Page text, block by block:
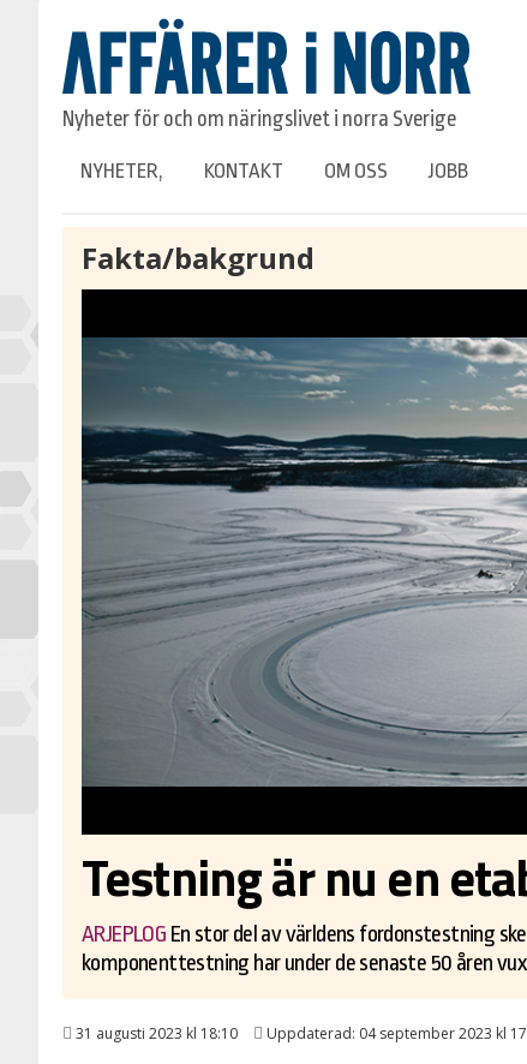
Nyheter för och om näringslivet i norra Sverige
NYHETER, KONTAKT OM OSS JOBB
Fakta/bakgrund
Testning är nu en
ARJEPLOG En stor del av världens fordonstestning
komponenttestning har under de senaste 50 åren
31 augusti 2023 kl 18:10 Uppdaterad: 04 september 2023 kl